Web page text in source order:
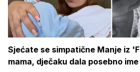
Sjećate se simpatične Manje iz
mama, dječaku dala posebno ime